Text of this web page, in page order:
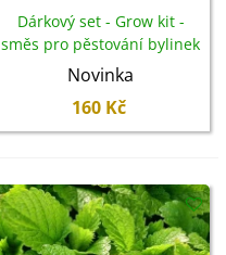
Dárkový set - Grow kit -
směs pro pěstování bylinek
- Blossombs - 1 ks
Novinka
160 Kč